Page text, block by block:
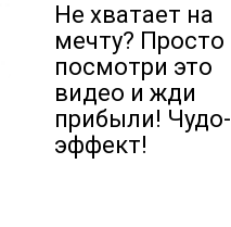
Не хватает на
мечту? Просто
посмотри это
видео и жди
прибыли! Чудо-
эффект!